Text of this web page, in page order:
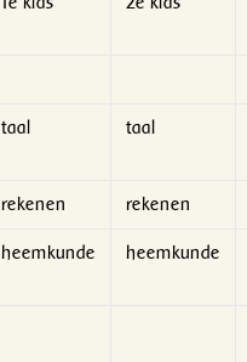
taal taal
rekenen rekenen
heemkunde heemkunde